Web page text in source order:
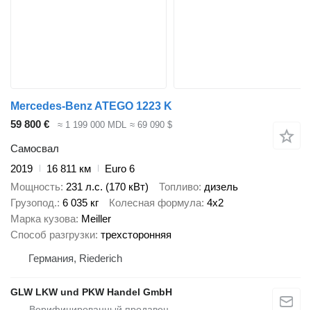
Mercedes-Benz ATEGO 1223 K
59 800 €
≈ 1 199 000 MDL ≈ 69 090 $
Самосвал
2019
16 811 км
Euro 6
Мощность 231 л.с. (170 кВт) Топливо дизель
Грузопод. 6 035 кг Колесная формула 4x2
Марка кузова Meiller
Способ разгрузки трехсторонняя
Германия, Riederich
GLW LKW und PKW Handel GmbH